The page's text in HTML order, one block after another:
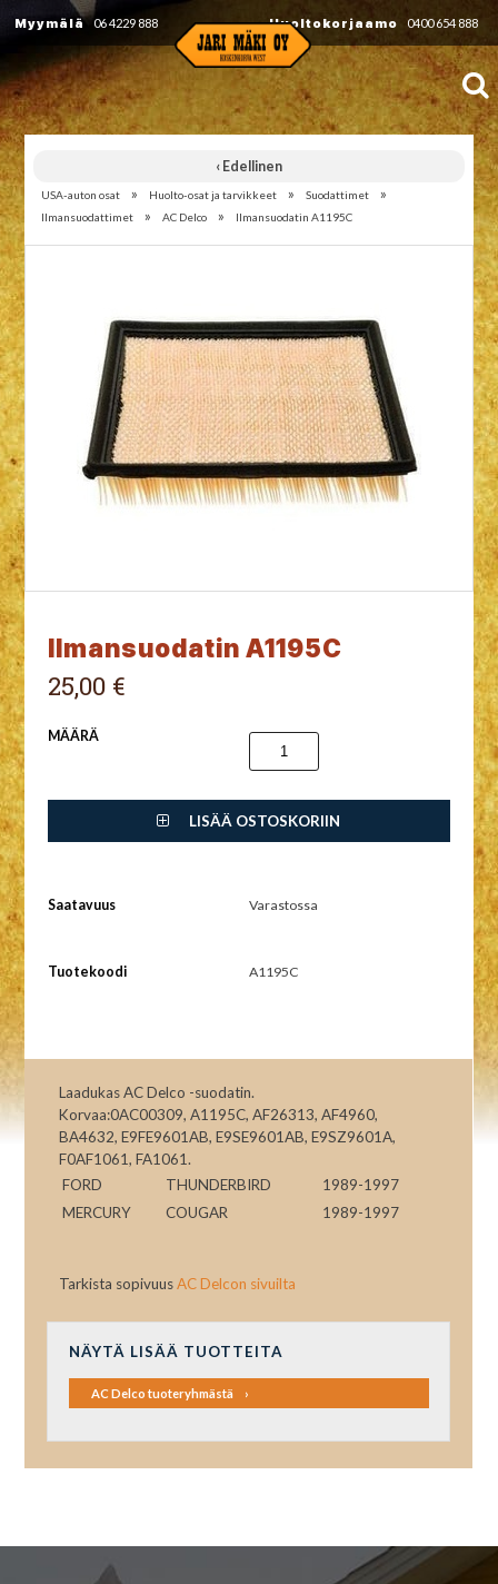
Myymälä 06 4229 888 Huoltokorjaamo 0400 654 888
‹ Edellinen
USA-auton osat » Huolto-osat ja tarvikkeet » Suodattimet »
Ilmansuodattimet » AC Delco » Ilmansuodatin A1195C
Ilmansuodatin A1195C
25,00 €
MÄÄRÄ
LISÄÄ OSTOSKORIIN
Saatavuus Varastossa
Tuotekoodi A1195C
Laadukas AC Delco -suodatin.
Korvaa:0AC00309, A1195C, AF26313, AF4960,
BA4632, E9FE9601AB, E9SE9601AB, E9SZ9601A,
F0AF1061, FA1061.
FORD
THUNDERBIRD
1989-1997
MERCURY
COUGAR 1989-1997
Tarkista sopivuusAC Delcon sivuilta
NÄYTÄ LISÄÄ TUOTTEITA
AC Delco tuoteryhmästä